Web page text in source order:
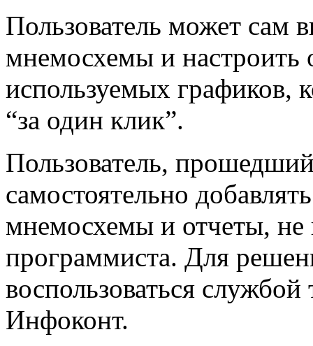
Пользователь может сам
мнемосхемы и настроить
используемых графиков,
“за один клик”.
Пользователь,
самостоятельно
мнемосхемы и отчеты,
программиста. Для
воспользоваться
Инфоконт.